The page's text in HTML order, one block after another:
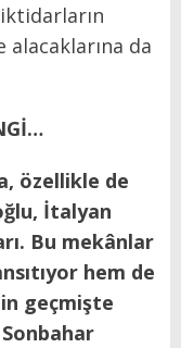
da
özellikle de
İtalyan
Bu mekânlar
hem de
geçmişte